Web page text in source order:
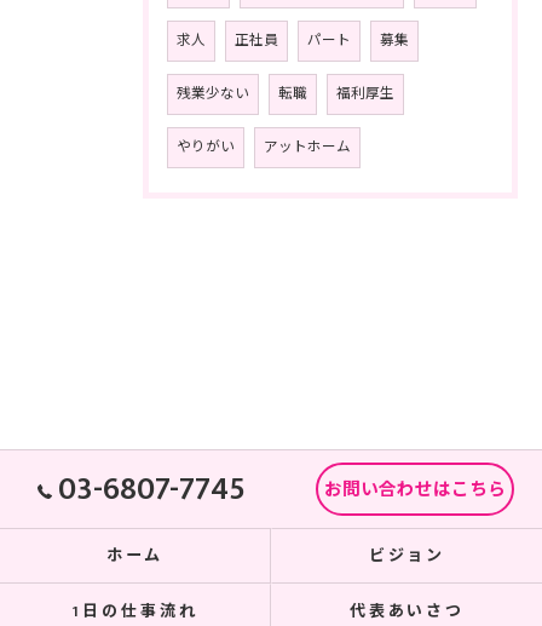
求人 正社員 パート 募集
残業少ない 転職 福利厚生
やりがい アットホーム
03-6807-7745 お問い合わせはこちら
ホーム ビジョン
1日の仕事流れ 代表あいさつ